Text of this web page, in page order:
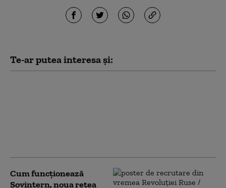
Te-ar putea interesa și:
Cum funcționează
Sovintern, noua rețea